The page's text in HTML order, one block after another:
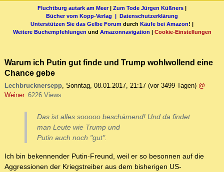
Fluchtburg autark am Meer| Zum Tode Jürgen Küßners |
Bücher vom Kopp-Verlag | Datenschutzerklärung
Unterstützen Sie das Gelbe Forum durch Käufe bei Amazon! |
Weitere Buchempfehlungen und Amazonnavigation | Cookie-Einstellungen
Warum ich Putin gut finde und Trump wohlwollend eine
Chance gebe
Lechbrucknersepp, Sonntag, 08.01.2017, 21:17 (vor 3499 Tagen) @
Weiner 6226 Views
Das ist alles sooooo beschämend! Und da findet
man Leute wie Trump und
Putin auch noch "gut".
Ich bin bekennender Putin-Freund, weil er so besonnen auf die
Aggressionen der Kriegstreiber aus dem bisherigen US-